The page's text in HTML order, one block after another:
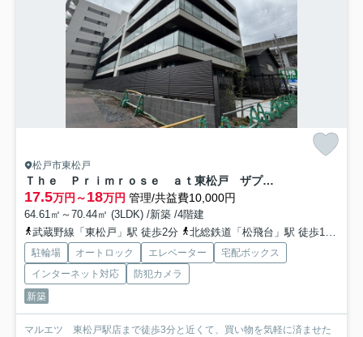
松戸市東松戸
Ｔｈｅ Ｐｒｉｍｒｏｓｅ ａｔ東松戸 ザプリムローズアットヒガシマツド
17.5万円～18万円 管理/共益費10,000円
64.61㎡～70.44㎡ (3LDK) /新築 /4階建
武蔵野線「東松戸」駅 徒歩2分
北総鉄道「松飛台」駅 徒歩17分
駐輪場 オートロック エレベーター
宅配ボックス
インターネット対応
防犯カメラ
新築
マルエツ 東松戸駅店まで徒歩3分と近くて、買い物を気軽に済ませた